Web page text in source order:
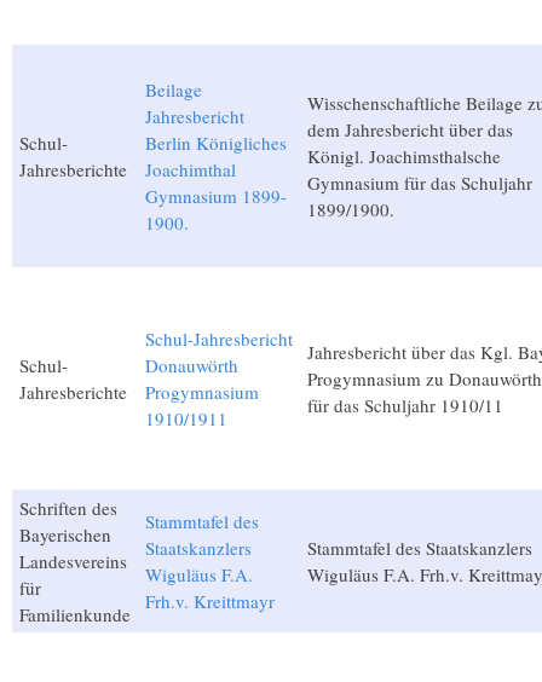
Schul-
Jahresberichte
Beilage
Jahresbericht
Berlin Königliches
Joachimthal
Gymnasium 1899-
1900.
Wisschenschaftliche Beilage
dem Jahresbericht über das
Königl. Joachimsthalsche
Gymnasium für das Schuljahr
1899/1900.
Schul-
Jahresberichte
Schul-Jahresbericht
Donauwörth
Progymnasium
1910/1911
Jahresbericht über das Kgl.
Progymnasium zu Donauwörth
für das Schuljahr 1910/11
Schriften des
Bayerischen
Landesvereins
für
Familienkunde
Stammtafel des
Staatskanzlers
Wiguläus F.A.
Frh.v. Kreittmayr
Stammtafel des Staatskanzlers
Wiguläus F.A. Frh.v.